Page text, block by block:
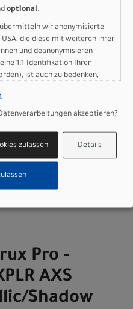
Seat Post, 20mm Offset
GmbH
Pro -
AXS
Shadow
optional.
wir anonymisierte
die diese mit weiteren ihrer
und deanonymisieren
1:1-Identifikation Ihrer
ist auch zu bedenken,
Union.
akzeptieren?
Details
zulassen